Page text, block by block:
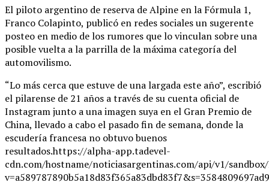
El piloto argentino de reserva de Alpine en la Fórmula 1,
Franco Colapinto, publicó en redes sociales un sugerente
posteo en medio de los rumores que lo vinculan sobre una
posible vuelta a la parrilla de la máxima categoría del
automovilismo.
“Lo más cerca que estuve de una largada este año”, escribió
el pilarense de 21 años a través de su cuenta oficial de
Instagram junto a una imagen suya en el Gran Premio de
China, llevado a cabo el pasado fin de semana, donde la
escudería francesa no obtuvo buenos
resultados.https://alpha-app.tadevel-
cdn.com/hostname/noticiasargentinas.com/api/v1/sandbox/